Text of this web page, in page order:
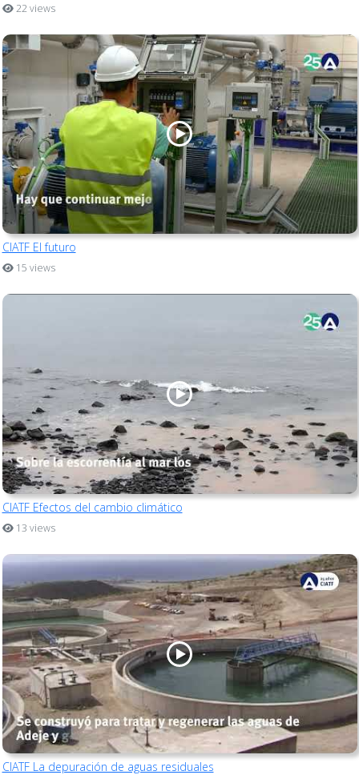
22 views
CIATF El futuro
15 views
CIATF Efectos del cambio climático
13 views
CIATF La depuración de aguas residuales